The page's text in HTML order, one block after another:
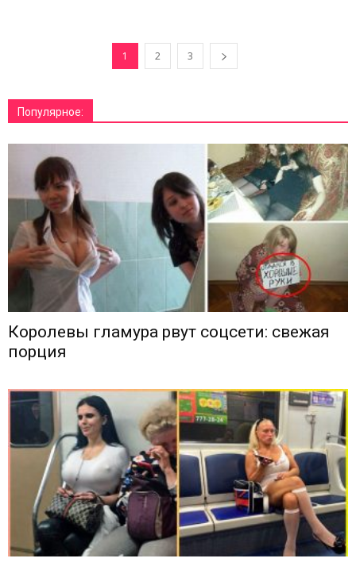
1 2 3
Популярное:
Королевы гламура рвут соцсети: свежая
порция